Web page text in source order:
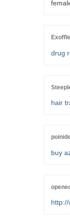
drug
hair
buy
http://